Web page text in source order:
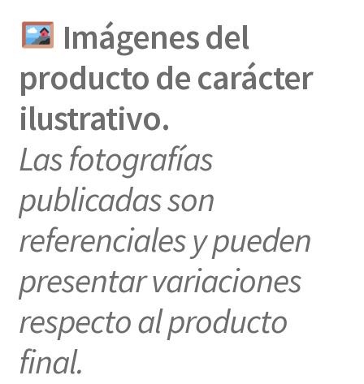
Imágenes del
producto de carácter
ilustrativo.
Las fotografías
publicadas son
referenciales y pueden
presentar variaciones
respecto al producto
final.